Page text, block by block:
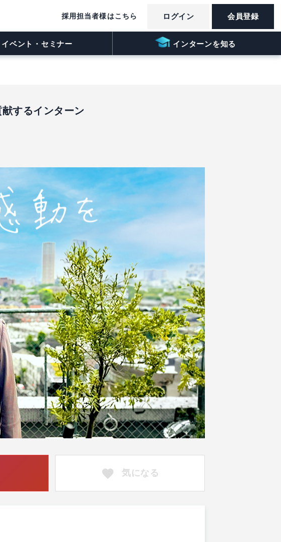
イベント・セミナー インターンを知る
採用担当者様はこちら ログイン 会員登録
するインターン
気になる